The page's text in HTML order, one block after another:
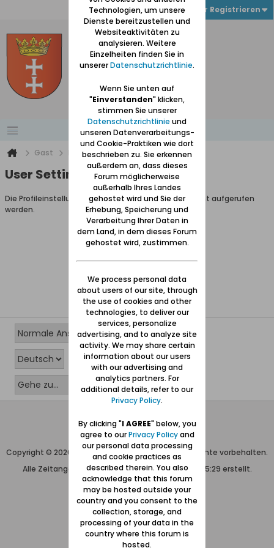
Anmelden oder Registrieren
Gast Benutzereinstellungen
User Settings
Die Profileinstellungen können als Gastbenutzer nicht aufgerufen
werden.
Wolfgang Naujocks MMXXVI
Powered byvBulletin®
Copyright © 2026 MH Sub I, LLC dba vBulletin. Alle Rechte vorbehalten.
Alle Zeitangaben in WEZ+1. Die Seite wurde um 05:29 erstellt.
Technologien, um unsere
Dienste bereitzustellen und
Websiteaktivitäten zu
analysieren. Weitere
Einzelheiten finden Sie in
unsererDatenschutzrichtlinie.
Wenn Sie unten auf
"Einverstanden" klicken,
stimmen Sie unserer
Datenschutzrichtlinie und
unseren Datenverarbeitungs-
und Cookie-Praktiken wie dort
beschrieben zu. Sie erkennen
außerdem an, dass dieses
Forum möglicherweise
außerhalb Ihres Landes
gehostet wird und Sie der
Erhebung, Speicherung und
Verarbeitung Ihrer Daten in
dem Land, in dem dieses Forum
gehostet wird, zustimmen.
We process personal data
about users of our site, through
the use of cookies and other
technologies, to deliver our
services, personalize
advertising, and to analyze site
activity. We may share certain
information about our users
with our advertising and
analytics partners. For
additional details, refer to our
Privacy Policy.
By clicking "I AGREE" below, you
agree to ourPrivacy Policyand
our personal data processing
and cookie practices as
described therein. You also
acknowledge that this forum
may be hosted outside your
country and you consent to the
collection, storage, and
processing of your data in the
country where this forum is
hosted.